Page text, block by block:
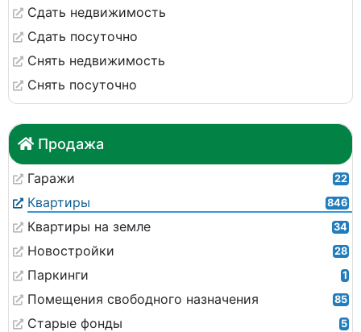
Сдать недвижимость
Сдать посуточно
Снять недвижимость
Снять посуточно
Продажа
Гаражи 22
Квартиры 846
Квартиры на земле 34
Новостройки 28
Паркинги 1
Помещения свободного назначения 85
Старые фонды 5